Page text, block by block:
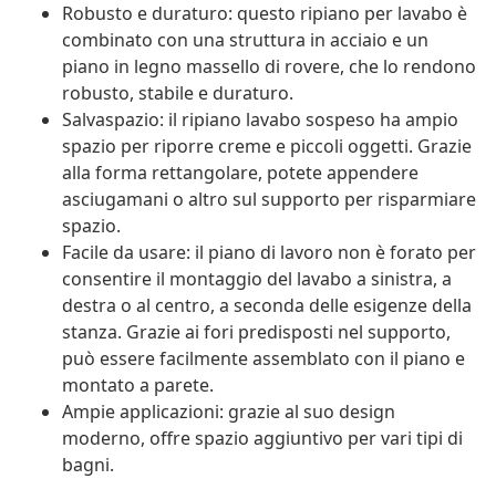
Robusto e duraturo: questo ripiano per lavabo è
combinato con una struttura in acciaio e un
piano in legno massello di rovere, che lo rendono
robusto, stabile e duraturo.
Salvaspazio: il ripiano lavabo sospeso ha ampio
spazio per riporre creme e piccoli oggetti. Grazie
alla forma rettangolare, potete appendere
asciugamani o altro sul supporto per risparmiare
spazio.
Facile da usare: il piano di lavoro non è forato per
consentire il montaggio del lavabo a sinistra, a
destra o al centro, a seconda delle esigenze della
stanza. Grazie ai fori predisposti nel supporto,
può essere facilmente assemblato con il piano e
montato a parete.
Ampie applicazioni: grazie al suo design
moderno, offre spazio aggiuntivo per vari tipi di
bagni.